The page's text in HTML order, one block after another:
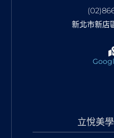
新北市新店
立悅美